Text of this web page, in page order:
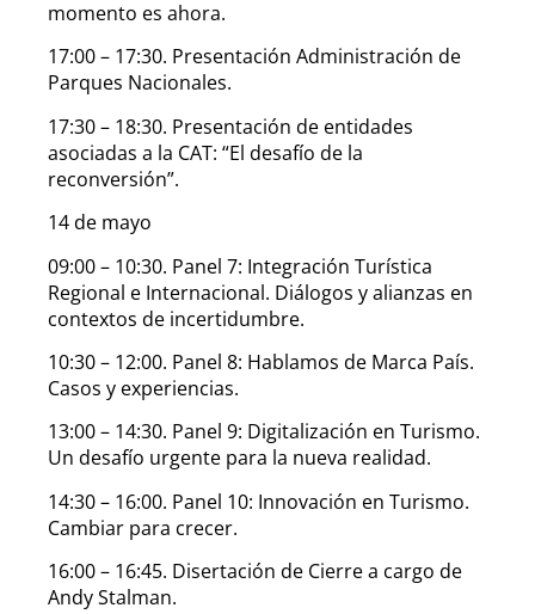
momento es ahora.
17:00 – 17:30. Presentación Administración de
Parques Nacionales.
17:30 – 18:30. Presentación de entidades
asociadas a la CAT: “El desafío de la
reconversión”.
14 de mayo
09:00 – 10:30. Panel 7: Integración Turística
Regional e Internacional. Diálogos y alianzas en
contextos de incertidumbre.
10:30 – 12:00. Panel 8: Hablamos de Marca País.
Casos y experiencias.
13:00 – 14:30. Panel 9: Digitalización en Turismo.
Un desafío urgente para la nueva realidad.
14:30 – 16:00. Panel 10: Innovación en Turismo.
Cambiar para crecer.
16:00 – 16:45. Disertación de Cierre a cargo de
Andy Stalman.